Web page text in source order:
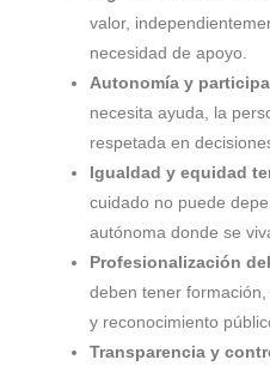
valor,
necesidad de apoyo.
Autonomía y
necesita ayuda, la
respetada en
Igualdad y equidad
cuidado no puede
autónoma donde se
Profesionalización
deben tener
y reconocimiento
Transparencia y